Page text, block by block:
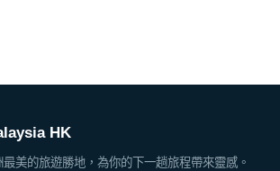
HK
美的旅遊勝地，為你的下一趟旅程帶來靈感。